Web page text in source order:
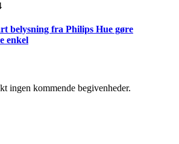
belysning fra Philips Hue gøre
enkel
ingen kommende begivenheder.